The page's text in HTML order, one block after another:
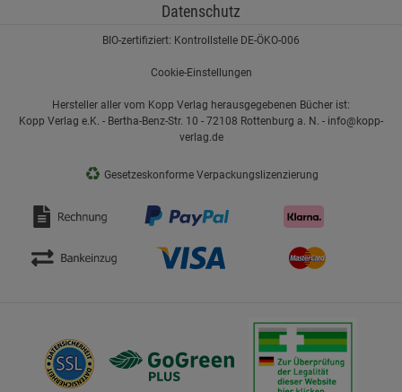
Datenschutz
BIO-zertifiziert: Kontrollstelle DE-ÖKO-006
Cookie-Einstellungen
Hersteller aller vom Kopp Verlag herausgegebenen Bücher ist:
Kopp Verlag e.K. - Bertha-Benz-Str. 10 - 72108 Rottenburg a. N. - info@kopp-
verlag.de
♻ Gesetzeskonforme Verpackungslizenzierung